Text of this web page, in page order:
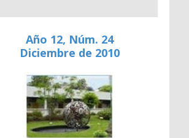
Año 12, Núm. 24
Diciembre de 2010